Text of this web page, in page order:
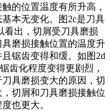
的位置温度有所升高，
本无变化。图2c是刀具
看出，切屑受刀具磨损
磨损接触位置的温度升
锯齿变得和缓。如图2d
齿化程度变得更剧烈，
具磨损变大的原因，切
切屑和刀具磨损接触位
也更大。